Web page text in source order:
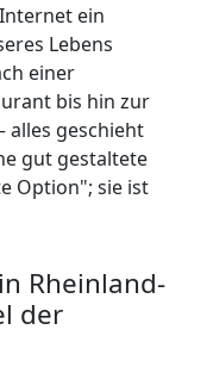
ein
Lebens
einer
bis hin zur
alles geschieht
gut gestaltete
Option"; sie ist
Rheinland-
der